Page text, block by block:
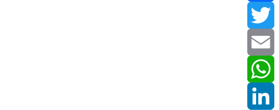
Facebook
Twitter
Email
WhatsApp